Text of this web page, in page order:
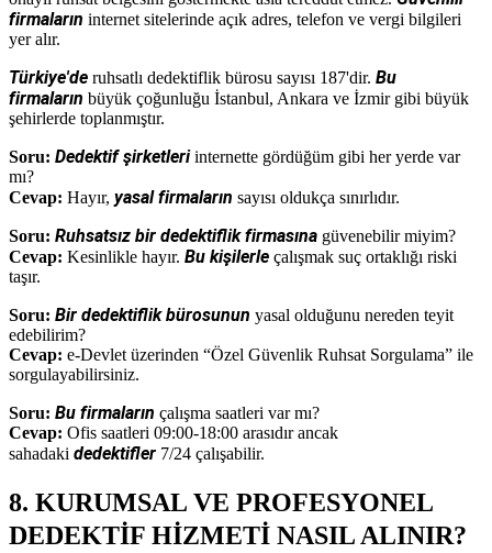
firmaların internet sitelerinde açık adres, telefon ve vergi bilgileri
yer alır.
Türkiye'de ruhsatlı dedektiflik bürosu sayısı 187'dir. Bu
firmaların büyük çoğunluğu İstanbul, Ankara ve İzmir gibi büyük
şehirlerde toplanmıştır.
Soru: Dedektif şirketleriinternette gördüğüm gibi her yerde var
mı?
Cevap: Hayır, yasal firmaların sayısı oldukça sınırlıdır.
Soru: Ruhsatsız bir dedektiflik firmasına güvenebilir miyim?
Cevap: Kesinlikle hayır. Bu kişilerle çalışmak suç ortaklığı riski
taşır.
Soru: Bir dedektiflik bürosunun yasal olduğunu nereden teyit
edebilirim?
Cevap: e-Devlet üzerinden “Özel Güvenlik Ruhsat Sorgulama” ile
sorgulayabilirsiniz.
Soru: Bu firmaların çalışma saatleri var mı?
Cevap: Ofis saatleri 09:00-18:00 arasıdır ancak
sahadaki dedektifler 7/24 çalışabilir.
8. KURUMSAL VE PROFESYONEL
DEDEKTİF HİZMETİ NASIL ALINIR?